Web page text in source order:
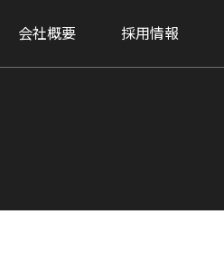
会社概要 採用情報